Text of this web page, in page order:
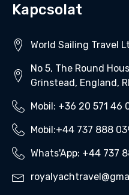
Kapcsolat
World Sailing Travel
No 5, The Round
Grinstead, England,
Mobil: +36 20 571 46
Mobil:+44 737 888
Whats'App: +44 737